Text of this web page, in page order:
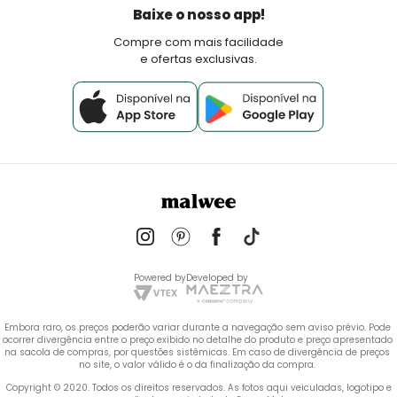
Política de PagamentoBaixe o nosso app!
Compre com mais facilidade
e ofertas exclusivas.
Powered byDeveloped by
Embora raro, os preços poderão variar durante a navegação sem aviso prévio. Pode
ocorrer divergência entre o preço exibido no detalhe do produto e preço apresentado
na sacola de compras, por questões sistêmicas. Em caso de divergência de preços
no site, o valor válido é o da finalização da compra.